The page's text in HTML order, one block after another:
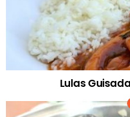
Lulas